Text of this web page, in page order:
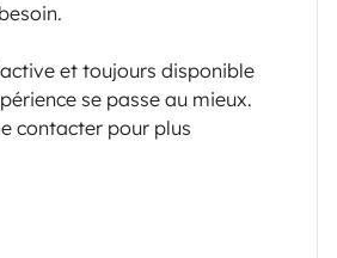
et toujours disponible
se passe au mieux.
contacter pour plus